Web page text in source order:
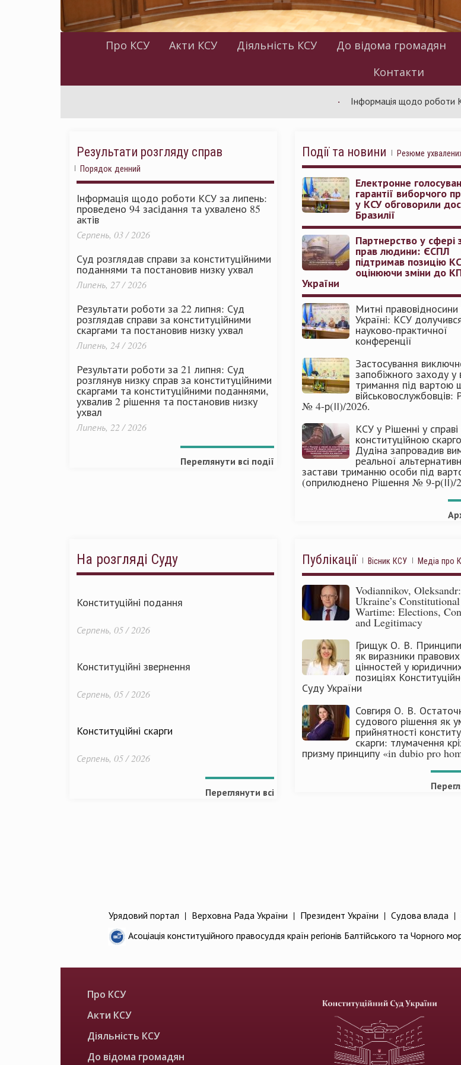
Про КСУ Акти КСУ Діяльність КСУ До відома громадян
Контакти
Інформація щодо роботи КСУ за
Результати розгляду справ
Порядок денний
Інформація щодо роботи КСУ за липень:
проведено 94 засідання та ухвалено 85
актів
Серпень, 03 / 2026
Суд розглядав справи за конституційними
поданнями та постановив низку ухвал
Липень, 27 / 2026
Результати роботи за 22 липня: Суд
розглядав справи за конституційними
скаргами та постановив низку ухвал
Липень, 24 / 2026
Результати роботи за 21 липня: Суд
розглянув низку справ за конституційними
скаргами та конституційними поданнями,
ухвалив 2 рішення та постановив низку
ухвал
Липень, 22 / 2026
Переглянути всі події
Події та новини Резюме
Електронне
гарантії виборчого
у КСУ обговорили
Бразилії
Партнерство у сфері
прав людини: ЄСПЛ
підтримав позицію
оцінюючи зміни до
України
Митні правовідносини
Україні: КСУ
науково-практичної
конференції
Застосування
запобіжного заходу у
тримання під вартою
військовослужбовців:
№ 4-р(ІІ)/2026.
КСУ у Рішенні у справі
конституційною
Дудіна запровадив
реальної
застави триманню особи під
(оприлюднено Рішення № 9-р(ІІ)/
На розгляді Суду
Конституційні подання
Серпень, 05 / 2026
Конституційні звернення
Серпень, 05 / 2026
Конституційні скарги
Серпень, 05 / 2026
Переглянути всі
Публікації Вісник КСУ Медіа про
Vodiannikov, Oleksandr:
Ukraine’s
Wartime: Elections,
and Legitimacy
Грищук О. В.
як виразники правових
цінностей у
позиціях
Суду України
Совгиря О. В.
судового рішення як
прийнятності
скарги: тлумачення
призму принципу «in dubio pro
Урядовий портал | Верховна Рада України | Президент України | Судова влада |
Асоціація конституційного правосуддя країн регіонів Балтійського та Чорного
Про КСУ
Акти КСУ
Діяльність КСУ
До відома громадян